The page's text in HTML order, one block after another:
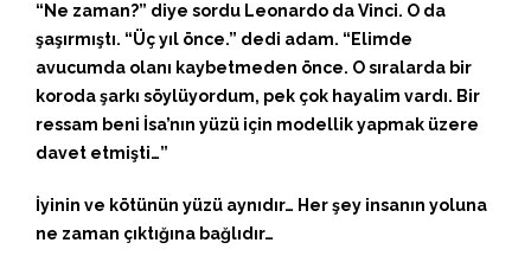
“Ne zaman?” diye sordu Leonardo da Vinci. O da
şaşırmıştı. “Üç yıl önce.” dedi adam. “Elimde
avucumda olanı kaybetmeden önce. O sıralarda bir
koroda şarkı söylüyordum, pek çok hayalim vardı. Bir
ressam beni İsa’nın yüzü için modellik yapmak üzere
davet etmişti…”
İyinin ve kötünün yüzü aynıdır… Her şey insanın yoluna
ne zaman çıktığına bağlıdır…